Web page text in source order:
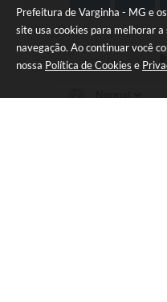
Prefeitura de Varginha - MG e
site usa cookies para melhorar
navegação. Ao continuar você
nossa Política de Cookies e